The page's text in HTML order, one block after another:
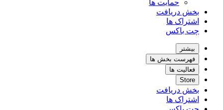
حمایت ها
بخش دریافت
اشتراک ها
چت باکس
بیشتر
فهرست بخش ها
فعالیت ها
Store
بخش دریافت
اشتراک ها